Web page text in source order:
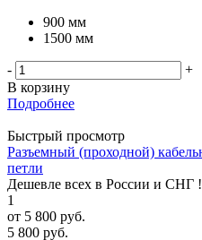
900 мм
1500 мм
-
+
В корзину
Подробнее
Быстрый просмотр
Разъемный (проходной)
петли
Дешевле всех в России и СНГ !
1
от 5 800 руб.
5 800 руб.